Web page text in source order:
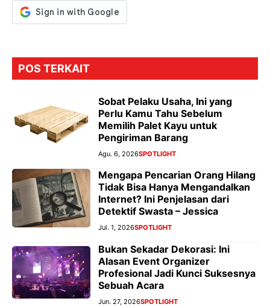
k
p
er
POS TERKAIT
Sobat Pelaku Usaha, Ini yang
Perlu Kamu Tahu Sebelum
Memilih Palet Kayu untuk
Pengiriman Barang
Agu. 6, 2026SPOTLIGHT
Mengapa Pencarian Orang Hilang
Tidak Bisa Hanya Mengandalkan
Internet? Ini Penjelasan dari
Detektif Swasta – Jessica
Jul. 1, 2026SPOTLIGHT
Bukan Sekadar Dekorasi: Ini
Alasan Event Organizer
Profesional Jadi Kunci Suksesnya
Sebuah Acara
Jun. 27, 2026SPOTLIGHT